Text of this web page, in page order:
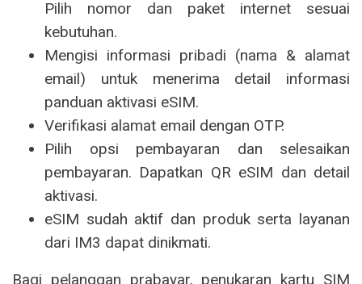
Pilih nomor dan paket internet sesuai
kebutuhan.
Mengisi informasi pribadi (nama & alamat
email) untuk menerima detail informasi
panduan aktivasi eSIM.
Verifikasi alamat email dengan OTP.
Pilih opsi pembayaran dan selesaikan
pembayaran. Dapatkan QR eSIM dan detail
aktivasi.
eSIM sudah aktif dan produk serta layanan
dari IM3 dapat dinikmati.
Bagi pelanggan prabayar, penukaran kartu SIM